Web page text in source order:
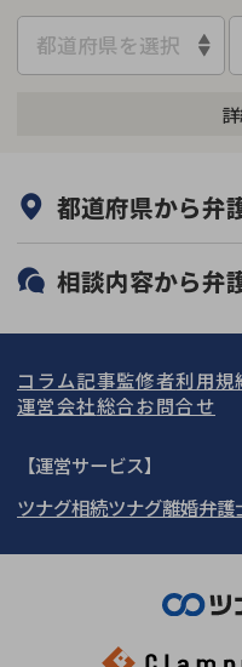
都道府県を選択
初回相談無料
都道府県から弁
北海道・東北
北海道
岩手県
秋田県
福島県
関東
東京都
埼玉県
茨城県
東海
愛知県
岐阜県
関西
大阪府
北陸・甲信越
九州・沖縄
相談内容から弁
任意整理
会社破産・法人破産
消費者金融・サラ金
コラム記事監修者利用規
運営会社総合お問合せ
【運営サービス】
ツナグ相続ツナグ離婚弁護